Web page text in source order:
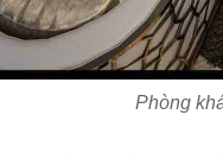
Phòng